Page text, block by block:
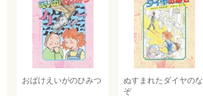
おばけえいがのひみつ
ぬすまれたダイヤのな
ぞ